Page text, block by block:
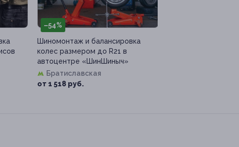
–54%
Шиномонтаж и балансировка
колес размером до R21 в
автоцентре «ШинШиныч»
Братиславская
от 1 518 руб.